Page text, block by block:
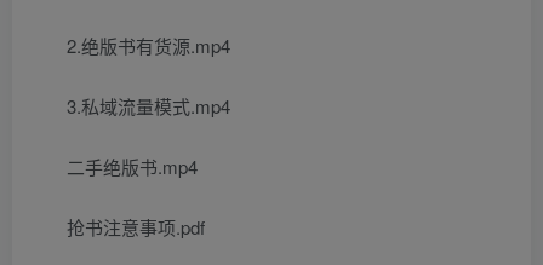
2.绝版书有货源.mp4
3.私域流量模式.mp4
二手绝版书.mp4
抢书注意事项.pdf